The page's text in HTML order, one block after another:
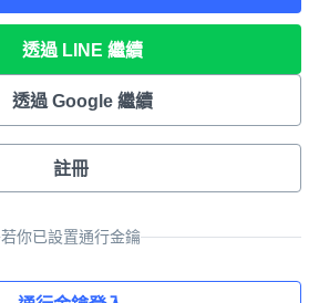
透過 LINE 繼續
透過 Google 繼續
註冊
若你已設置通行金鑰